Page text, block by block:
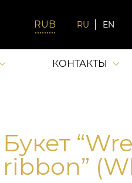
RU EN
КОНТАКТЫ
Букет
ribbon”